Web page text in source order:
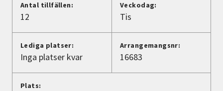
Lyssna
Antal tillfällen:
12
Veckodag:
Tis
Lediga platser:
Inga platser kvar
Arrangemangsnr:
16683
Plats: